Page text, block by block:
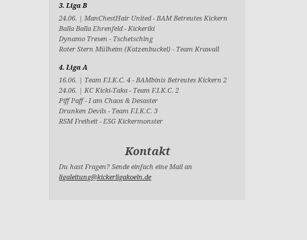
3. Liga B
24.06. | ManChestHair United-BAM Betreutes Kickern
Balla Balla Ehrenfeld-Kickeriki
Dynamo Tresen- Tschetsching
Roter Stern Mülheim (Katzenbuckel)- Team Krawall
4. Liga A
16.06. | Team F.I.K.C. 4-BAMbinis Betreutes Kickern 2
24.06. | KC Kicki-Taka- Team F.I.K.C. 2
Piff Paff-I am Chaos & Desaster
Drunken Devils- Team F.I.K.C. 3
RSM Freiheit-ESG Kickermonster
Kontakt
Du hast Fragen? Sende einfach eine Mail an
ligaleitung@kickerligakoeln.de